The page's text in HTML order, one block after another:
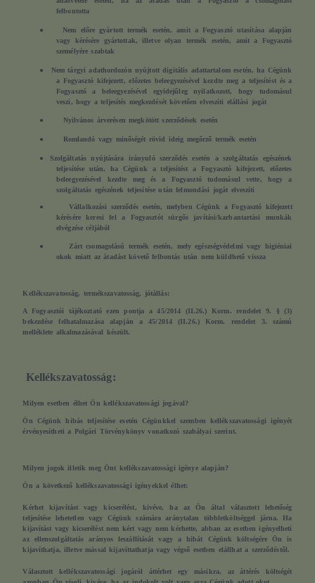
felbontotta
●
Nem előre gyártott termék esetén, amit a Fogyasztó utasítása alapján
vagy kérésére gyártottak, illetve olyan termék esetén, amit a Fogyasztó
személyére szabtak
●
Nem tárgyi adathordozón nyújtott digitális adattartalom esetén, ha Cégünk
a Fogyasztó kifejezett, előzetes beleegyezésével kezdte meg a teljesítést és a
Fogyasztó a beleegyezésével egyidejűleg nyilatkozott, hogy tudomásul
veszi, hogy a teljesítés megkezdését követően elveszíti elállási jogát
● Nyilvános árverésen megkötött szerződések esetén
● Romlandó vagy minőségét rövid ideig megőrző termék esetén
●
Szolgáltatás nyújtására irányuló szerződés esetén a szolgáltatás egészének
teljesítése után, ha Cégünk a teljesítést a Fogyasztó kifejezett, előzetes
beleegyezésével kezdte meg és a Fogyasztó tudomásul vette, hogy a
szolgáltatás egészének teljesítése után felmondási jogát elveszíti
●
Vállalkozási szerződés esetén, melyben Cégünk a Fogyasztó kifejezett
kérésére keresi fel a Fogyasztót sürgős javítási/karbantartási munkák
elvégzése céljából
●
Zárt csomagolású termék esetén, mely egészségvédelmi vagy higiéniai
okok miatt az átadást követő felbontás után nem küldhető vissza
Kellékszavatosság, termékszavatosság, jótállás:
A Fogyasztói tájékoztató ezen pontja a 45/2014 (II.26.) Korm. rendelet 9. § (3)
bekezdése felhatalmazása alapján a 45/2014 (II.26.) Korm. rendelet 3. számú
melléklete alkalmazásával készült.
Kellékszavatosság:
Milyen esetben élhet Ön kellékszavatossági jogával?
Ön Cégünk hibás teljesítése esetén Cégünkkel szemben kellékszavatossági igényét
érvényesítheti a Polgári Törvénykönyv vonatkozó szabályai szerint.
Milyen jogok illetik meg Önt kellékszavatossági igénye alapján?
Ön a következő kellékszavatossági igényekkel élhet:
Kérhet kijavítást vagy kicserélést, kivéve, ha az Ön által választott lehetőség
teljesítése lehetetlen vagy Cégünk számára aránytalan többletköltséggel járna. Ha
kijavítást vagy kicserélést nem kért vagy nem kérhette, abban az esetben igényelheti
az ellenszolgáltatás arányos leszállítását vagy a hibát Cégünk költségére Ön is
kijavíthatja, illetve mással kijavíttathatja vagy végső esetben elállhat a szerződéstől.
Választott kellékszavatossági jogáról áttérhet egy másikra, az áttérés költségét